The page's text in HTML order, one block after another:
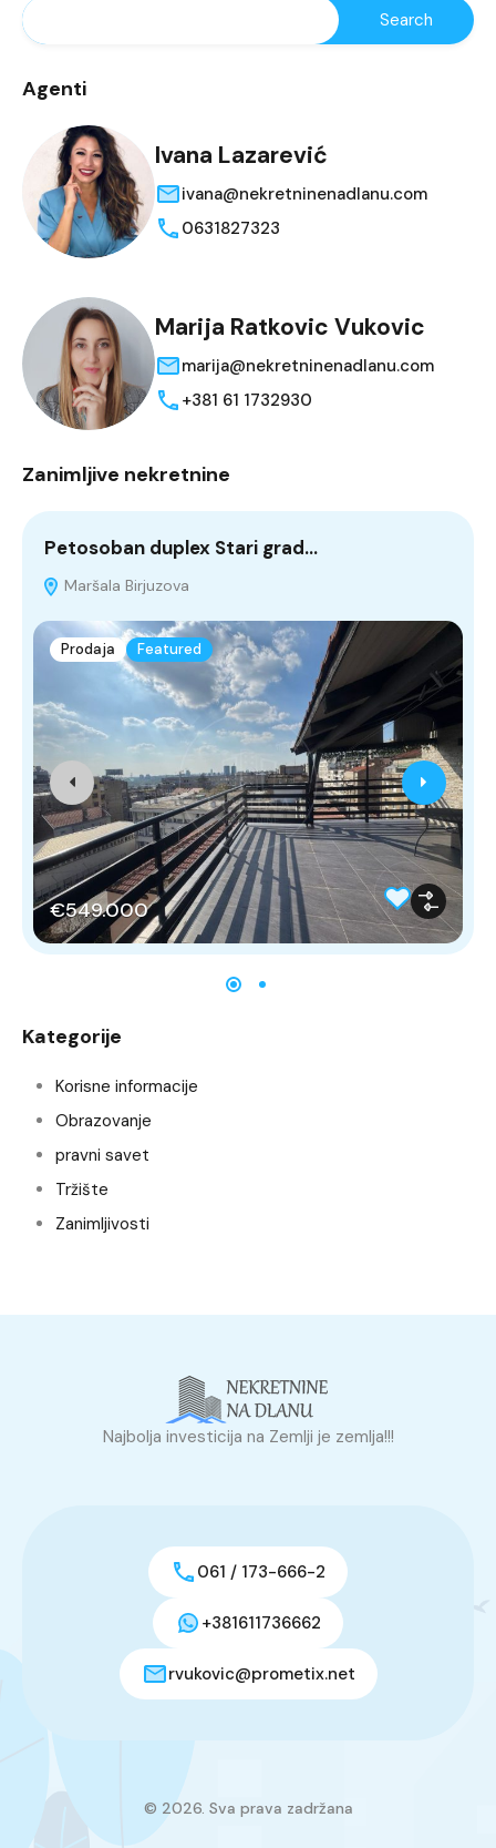
Agenti
Ivana Lazarević
ivana@nekretninenadlanu.com
0631827323
Marija Ratkovic Vukovic
marija@nekretninenadlanu.com
+381 61 1732930
Zanimljive nekretnine
Petosoban duplex Stari grad…
Maršala Birjuzova
Prodaja Featured
€549.000
Kategorije
Korisne informacije
Obrazovanje
pravni savet
Tržište
Zanimljivosti
Najbolja investicija na Zemlji je zemlja!!!
061 / 173-666-2
+381611736662
rvukovic@prometix.net
© 2026. Sva prava zadržana